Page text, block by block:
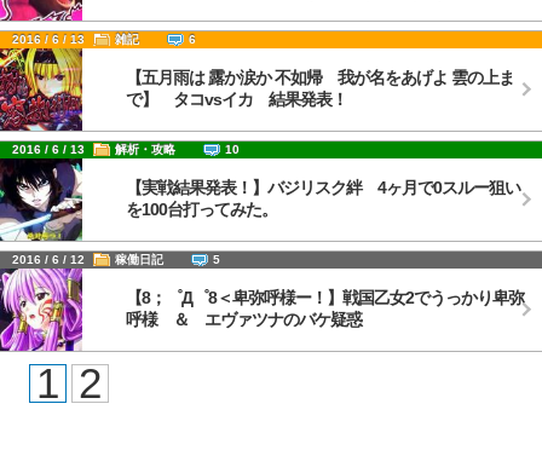
2016 / 6 / 13 雑記 6
【五月雨は 露か涙か 不如帰 我が名をあげよ 雲の上ま
で】 タコvsイカ 結果発表！
2016 / 6 / 13 解析・攻略 10
【実戦結果発表！】バジリスク絆 4ヶ月で0スルー狙い
を100台打ってみた。
2016 / 6 / 12 稼働日記 5
【8；゜Д゜8＜卑弥呼様ー！】戦国乙女2でうっかり卑弥
呼様 ＆ エヴァツナのバケ疑惑
1 2